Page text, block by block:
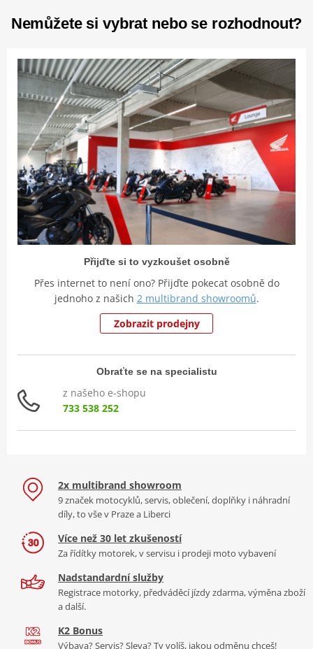
Nemůžete si vybrat nebo se rozhodnout?
Přijďte si to vyzkoušet osobně
Přes internet to není ono? Přijďte pokecat osobně do
jednoho z našich 2 multibrand showroomů.
Zobrazit prodejny
Obraťte se na specialistu
z našeho e-shopu
733 538 252
2x multibrand showroom
9 značek motocyklů, servis, oblečení, doplňky i náhradní
díly, to vše v Praze a Liberci
Více než 30 let zkušeností
Za řídítky motorek, v servisu i prodeji moto vybavení
Nadstandardní služby
Registrace motorky, předváděcí jízdy zdarma, výměna zboží
a další.
K2 Bonus
Výbava? Servis? Sleva? Ty volíš, jakou odměnu chceš!